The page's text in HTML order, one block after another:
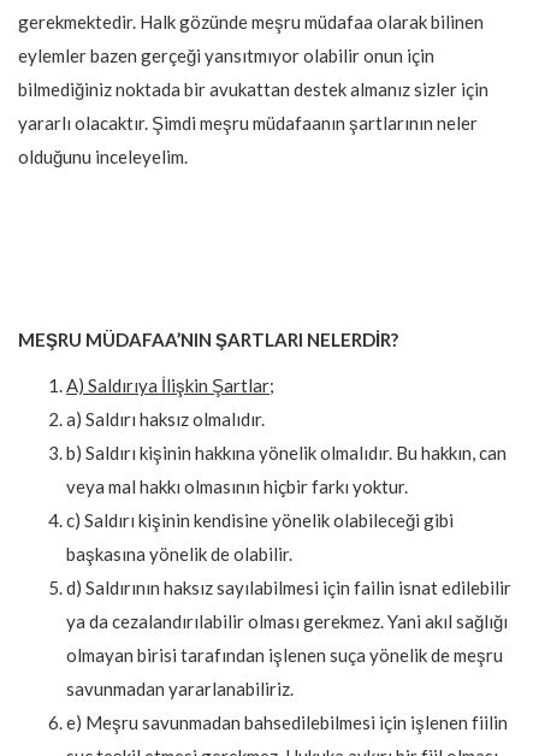
gerekmektedir. Halk gözünde meşru müdafaa olarak bilinen
eylemler bazen gerçeği yansıtmıyor olabilir onun için
bilmediğiniz noktada bir avukattan destek almanız sizler için
yararlı olacaktır. Şimdi meşru müdafaanın şartlarının neler
olduğunu inceleyelim.
MEŞRU MÜDAFAA’NIN ŞARTLARI NELERDİR?
A) Saldırıya İlişkin Şartlar;
a) Saldırı haksız olmalıdır.
b) Saldırı kişinin hakkına yönelik olmalıdır. Bu hakkın, can
veya mal hakkı olmasının hiçbir farkı yoktur.
c) Saldırı kişinin kendisine yönelik olabileceği gibi
başkasına yönelik de olabilir.
d) Saldırının haksız sayılabilmesi için failin isnat edilebilir
ya da cezalandırılabilir olması gerekmez. Yani akıl sağlığı
olmayan birisi tarafından işlenen suça yönelik de meşru
savunmadan yararlanabiliriz.
e) Meşru savunmadan bahsedilebilmesi için işlenen fiilin